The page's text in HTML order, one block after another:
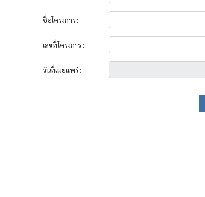
ชื่อโครงการ :
เลขที่โครงการ :
วันที่เผยแพร่ :